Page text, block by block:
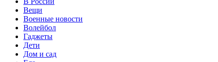
Вещи
Военные новости
Волейбол
Гаджеты
Дети
Дом и сад